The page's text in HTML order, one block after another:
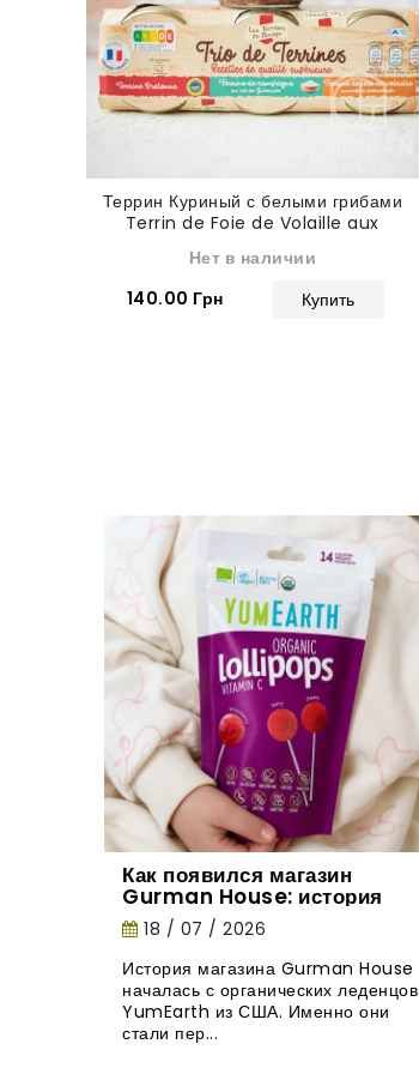
Террин Куриный с белыми грибами
Terrin de Foie de Volaille aux
Нет в наличии
140.00 Грн
Купить
Как появился магазин
Gurman House: история
органических леденцов
YumEarth
18 / 07 / 2026
История магазина Gurman House
началась с органических леденцов
YumEarth из США. Именно они
стали пер...